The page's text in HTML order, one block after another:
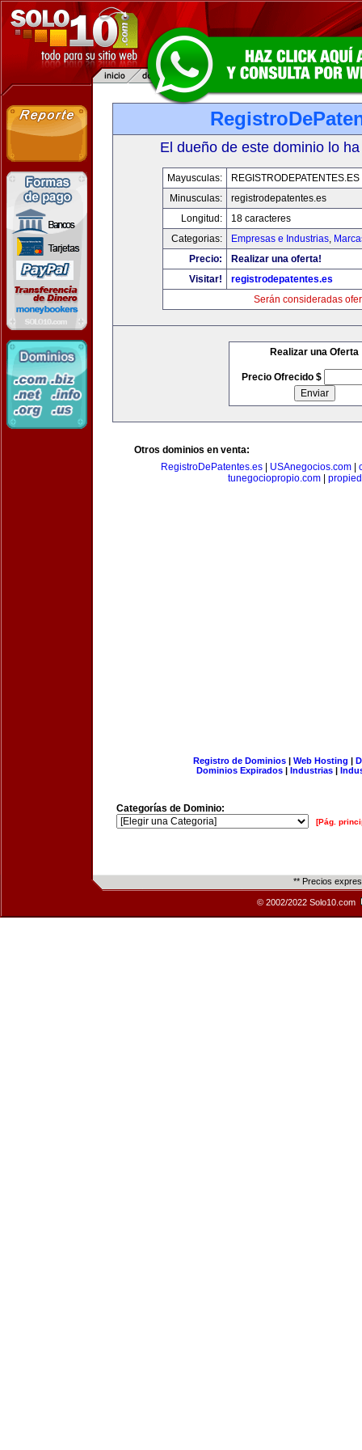
El dueño de este dominio lo
Mayusculas:
REGISTRODEPATENTES.ES
Minusculas:
registrodepatentes.es
Longitud:
18 caracteres
Categorias:
Empresas e Industrias,
Precio:
Realizar una oferta!
Visitar!
registrodepatentes.es
Serán consideradas
Realizar una Oferta
Precio Ofrecido $
Otros dominios en venta:
RegistroDePatentes.es
USAnegocios.com
tunegociopropio.com|
Registro de Dominios| Web Hosting |
Dominios Expirados | Industrias |
Categorías de Dominio:
[Pág.
** Precios
© 2002/2022 Solo10.com